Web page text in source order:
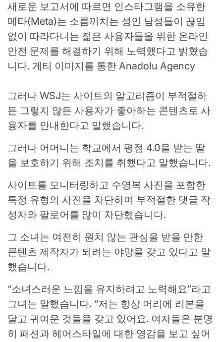
새로운 보고서에 따르면 인스타그램을 소유한
메타(Meta)는 소름끼치는 성인 남성들이 끊임
없이 따라다니는 젊은 사용자들을 위한 온라인
안전 문제를 해결하기 위해 노력했다고 밝혔습
니다. 게티 이미지를 통한 Anadolu Agency
그러나 WSJ는 사이트의 알고리즘이 부적절하
든 그렇지 않든 사용자가 좋아하는 콘텐츠로 사
용자를 안내한다고 말했습니다.
그러나 어머니는 학교에서 평점 4.0을 받는 딸
을 보호하기 위해 조치를 취했다고 말했습니다.
사이트를 모니터링하고 수영복 사진을 포함한
특정 유형의 사진을 차단하며 부적절한 댓글 작
성자와 팔로어를 많이 차단했습니다.
그 소녀는 여전히 원치 않는 관심을 받을 만한
콘텐츠 제작자가 되려는 야망을 갖고 있다고 말
했습니다.
“소녀스러운 느낌을 유지하려고 노력해요”라고
그녀는 말했습니다. “저는 항상 머리에 리본을
달고 귀여운 것들을 갖고 있어요. 여자들은 분명
히 패션과 헤어스타일에 대한 영감을 보고 싶어